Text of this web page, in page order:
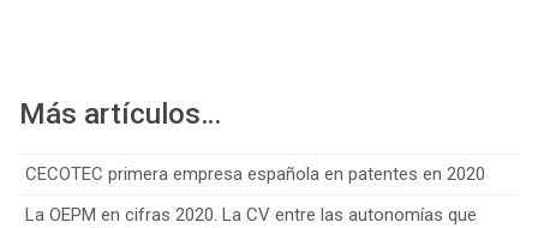
Más artículos…
CECOTEC primera empresa española en patentes en 2020
La OEPM en cifras 2020. La CV entre las autonomías que